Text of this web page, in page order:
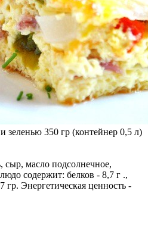
350 гр (контейнер 0,5 л)
сыр, масло подсолнечное,
содержит: белков - 8,7 г .,
гр. Энергетическая ценность -